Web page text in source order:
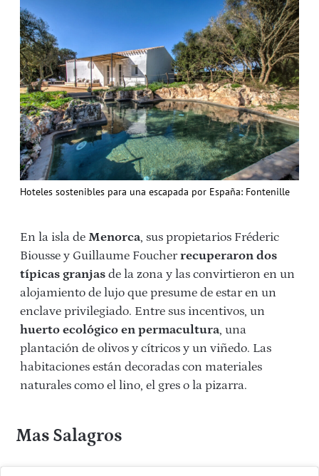
Hoteles sostenibles para una escapada por España: Fontenille
En la isla de Menorca, sus propietarios Fréderic
Biousse y Guillaume Foucherrecuperaron dos
típicas granjas de la zona y las convirtieron en un
alojamiento de lujo que presume de estar en un
enclave privilegiado. Entre sus incentivos, un
huerto ecológico en permacultura, una
plantación de olivos y cítricos y un viñedo. Las
habitaciones están decoradas con materiales
naturales como el lino, el gres o la pizarra.
Mas Salagros